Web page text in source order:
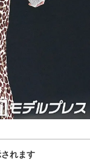
れます